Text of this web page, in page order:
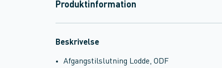
Produktinformation
Beskrivelse
Afgangstilslutning Lodde, ODF